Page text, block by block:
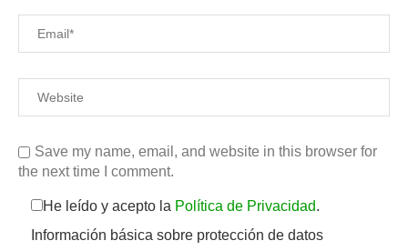
Save my name, email, and website in this browser for
the next time I comment.
He leído y acepto la Política de Privacidad.
Información básica sobre protección de datos